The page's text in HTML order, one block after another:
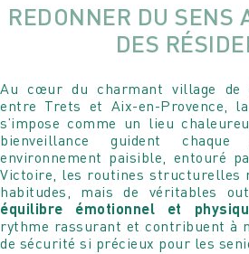
REDONNER DU SENS
DES
Au cœur du charmant village de
entre Trets et Aix-en-Provence, la
s’impose comme un lieu
bienveillance guident
environnement paisible, entouré
Victoire, les routines structurelles
habitudes, mais de véritables
équilibre émotionnel et
rythme rassurant et contribuent à
de sécurité si précieux pour les